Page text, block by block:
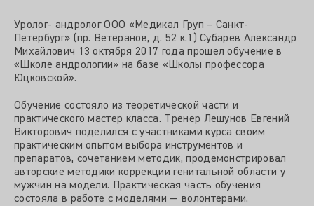
Уролог- андролог ООО «Медикал Груп – Санкт-
Петербург» (пр. Ветеранов, д. 52 к.1) Субарев Александр
Михайлович 13 октября 2017 года прошел обучение в
«Школе андрологии» на базе «Школы профессора
Юцковской».
Обучение состояло из теоретической части и
практического мастер класса. Тренер Лешунов Евгений
Викторович поделился с участниками курса своим
практическим опытом выбора инструментов и
препаратов, сочетанием методик, продемонстрировал
авторские методики коррекции генитальной области у
мужчин на модели. Практическая часть обучения
состояла в работе с моделями — волонтерами.